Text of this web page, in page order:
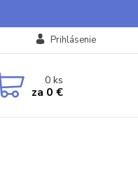
Prihlásenie
0ks
za 0 €